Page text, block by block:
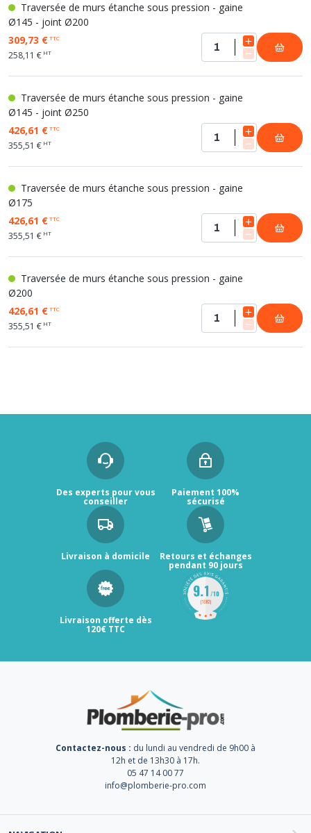
Traversée de murs étanche sous pression - gaine
Ø145 - joint Ø200
309,73 €TTC
258,11 € HT
Traversée de murs étanche sous pression - gaine
Ø145 - joint Ø250
426,61 €TTC
355,51 € HT
Traversée de murs étanche sous pression - gaine
Ø175
426,61 €TTC
355,51 € HT
Traversée de murs étanche sous pression - gaine
Ø200
426,61 €TTC
355,51 € HT
Des experts pour vous
conseiller
Paiement 100%
sécurisé
Livraison à domicile Retours et échanges
pendant 90 jours
Livraison offerte dès
120€ TTC
Contactez-nous : du lundi au vendredi de 9h00 à
12h et de 13h30 à 17h.
05 47 14 00 77
info@plomberie-pro.com